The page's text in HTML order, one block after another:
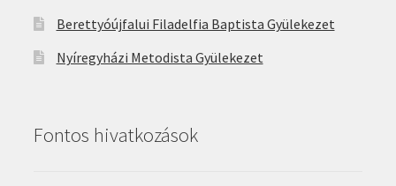
Berettyóújfalui Filadelfia Baptista Gyülekezet
Nyíregyházi Metodista Gyülekezet
Fontos hivatkozások